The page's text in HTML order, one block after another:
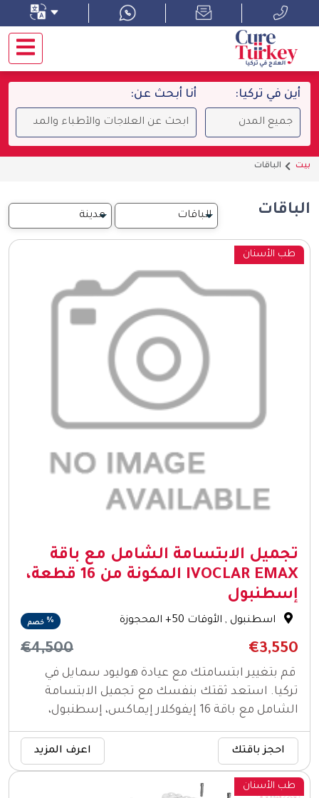
أين في تركيا: أنا أبحث عن:
بيت الباقات
الباقات
طب الأسنان
تجميل الابتسامة الشامل مع باقة
IVOCLAR EMAX المكونة من 16 قطعة،
إسطنبول
اسطنبول , الأوقات 50+ المحجوزة %خصم
€3,550
€4,500
قم بتغيير ابتسامتك مع عيادة هوليود سمايل في
تركيا. استعد ثقتك بنفسك مع تجميل الابتسامة
الشامل مع باقة 16 إيفوكلار إيماكس، إسطنبول،
بأسعار معقولة جدا.
احجز باقتك اعرف المزيد
طب الأسنان